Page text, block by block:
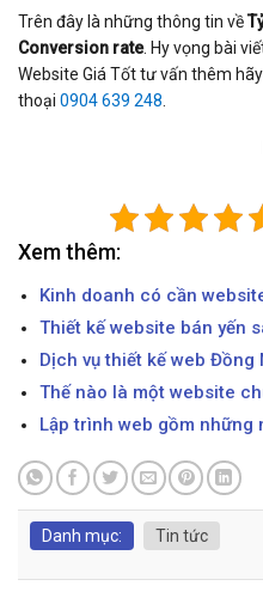
Trên đây là những thông tin về
Conversion rate. Hy vọng bài
Website Giá Tốt tư vấn thêm
thoại 0904 639 248
Xem thêm:
Kinh doanh có cần
Thiết kế website bán yến
Dịch vụ thiết kế web Đồng
Thế nào là một website
Lập trình web gồm những
Danh mục: Tin tức